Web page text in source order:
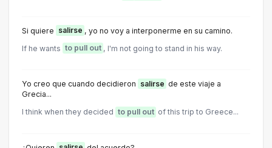
Si quiere salirse , yo no voy a interponerme en su camino.
If he wants to pull out , I'm not going to stand in his way.
Yo creo que cuando decidieron salirse de este viaje a
Grecia...
I think when they decided to pull out of this trip to Greece...